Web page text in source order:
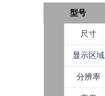
型号
尺寸
显示区域
分辨率